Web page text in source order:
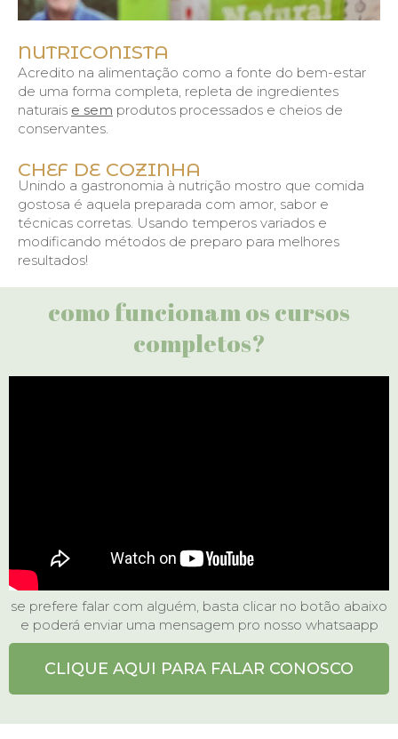
NUTRICONISTA
Acredito na alimentação como a fonte do bem-estar
de uma forma completa, repleta de ingredientes
naturais e sem produtos processados e cheios de
conservantes.
CHEF DE COZINHA
Unindo a gastronomia à nutrição mostro que comida
gostosa é aquela preparada com amor, sabor e
técnicas corretas. Usando temperos variados e
modificando métodos de preparo para melhores
resultados!
como funcionam os cursos
completos?
se prefere falar com alguém, basta clicar no botão abaixo
e poderá enviar uma mensagem pro nosso whatsaapp
CLIQUE AQUI PARA FALAR CONOSCO